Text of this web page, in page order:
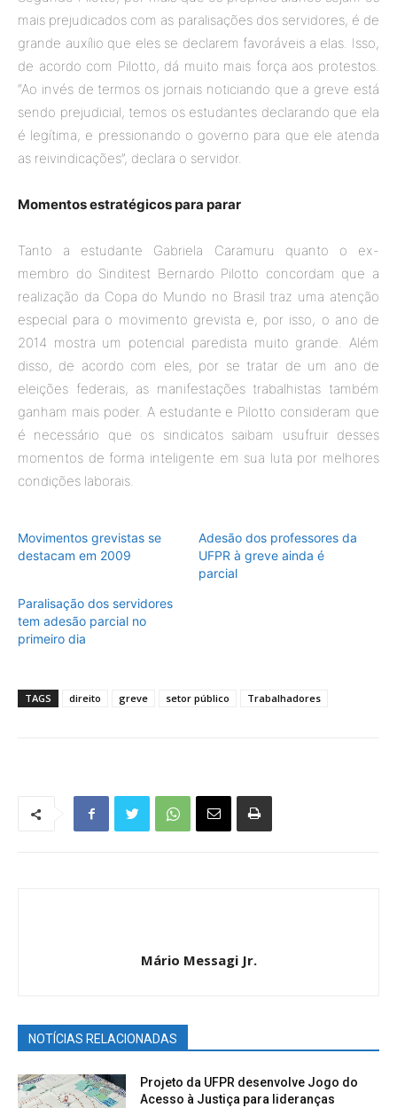
mais prejudicados com as paralisações dos servidores, é de
grande auxílio que eles se declarem favoráveis a elas. Isso,
de acordo com Pilotto, dá muito mais força aos protestos.
“Ao invés de termos os jornais noticiando que a greve está
sendo prejudicial, temos os estudantes declarando que ela
é legítima, e pressionando o governo para que ele atenda
as reivindicações”, declara o servidor.
Momentos estratégicos para parar
Tanto a estudante Gabriela Caramuru quanto o ex-
membro do Sinditest Bernardo Pilotto concordam que a
realização da Copa do Mundo no Brasil traz uma atenção
especial para o movimento grevista e, por isso, o ano de
2014 mostra um potencial paredista muito grande. Além
disso, de acordo com eles, por se tratar de um ano de
eleições federais, as manifestações trabalhistas também
ganham mais poder. A estudante e Pilotto consideram que
é necessário que os sindicatos saibam usufruir desses
momentos de forma inteligente em sua luta por melhores
condições laborais.
Movimentos grevistas se
destacam em 2009
Adesão dos professores da
UFPR à greve ainda é
parcial
Paralisação dos servidores
tem adesão parcial no
primeiro dia
TAGS direito greve setor público Trabalhadores
Mário Messagi Jr.
NOTÍCIAS RELACIONADAS
Projeto da UFPR desenvolve Jogo do
Acesso à Justiça para lideranças